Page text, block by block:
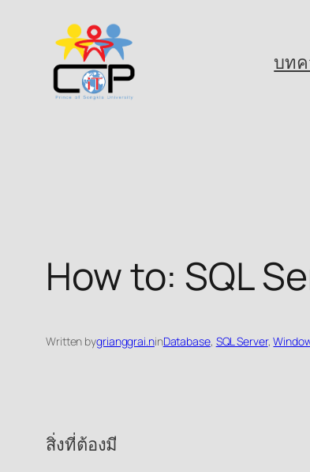
content
บท
How to: SQL
Written bygrianggrai.ninDatabase, SQL Server,
สิ่งที่ต้องมี